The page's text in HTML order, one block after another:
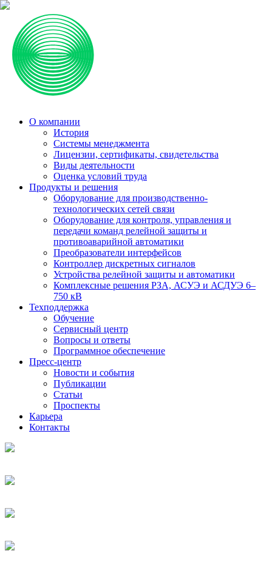
О компании
История
Системы менеджмента
Лицензии, сертификаты, свидетельства
Виды деятельности
Оценка условий труда
Продукты и решения
Оборудование для производственно-
технологических сетей связи
Оборудование для контроля, управления и
передачи команд релейной защиты и
противоаварийной автоматики
Преобразователи интерфейсов
Контроллер дискретных сигналов
Устройства релейной защиты и автоматики
Комплексные решения РЗА, АСУЭ и АСДУЭ 6–
750 кВ
Техподдержка
Обучение
Сервисный центр
Вопросы и ответы
Программное обеспечение
Пресс-центр
Новости и события
Публикации
Статьи
Проспекты
Карьера
Контакты